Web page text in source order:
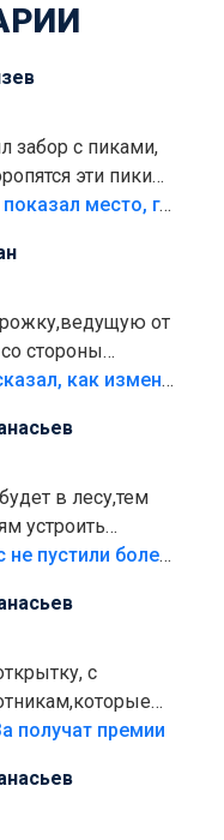
забор с пиками,
эти пики
«Попал на пику»: СК показал место, где был смертельно травмирован ребенок в Тольятти
от
стороны
слабо
и зимой
Глава Тольятти рассказал, как изменится парк Центрального района
в лесу,тем
устроить
костры,тех
всё
мизерные.
В тольяттинский лес не пустили более тысячи автомобилей
с
на
получат премии